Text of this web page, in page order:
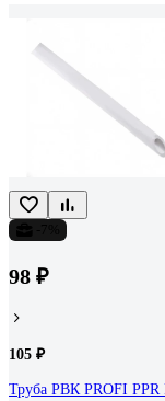
98 ₽
105 ₽
Труба РВК PROFI PPR